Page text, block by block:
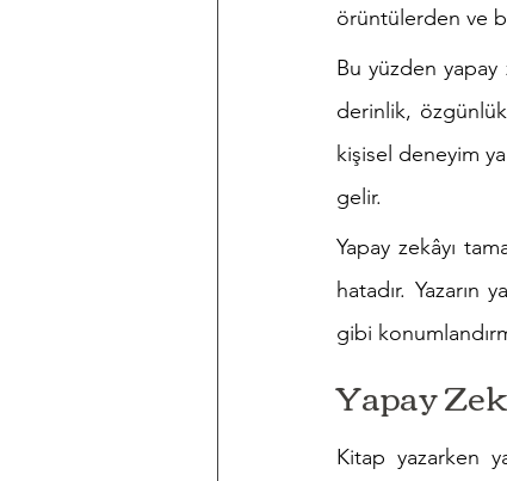
örüntülerden ve
Bu yüzden
derinlik,
kişisel deneyim
gelir.
Yapay zekâyı
hatadır. Yazarın
gibi
Yapay
Kitap yazarken